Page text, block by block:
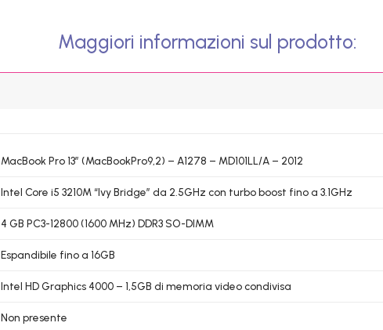
Maggiori informazioni sul prodotto:
MacBook Pro 13″ (MacBookPro9,2) – A1278 – MD101LL/A – 2012
Intel Core i5 3210M “Ivy Bridge” da 2.5GHz con turbo boost fino a 3.1GHz
4 GB PC3-12800 (1600 MHz) DDR3 SO-DIMM
Espandibile fino a 16GB
Intel HD Graphics 4000 – 1,5GB di memoria video condivisa
Non presente